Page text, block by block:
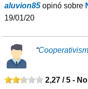
aluvion85 opinó sobre
19/01/20
“
2,27 / 5 -